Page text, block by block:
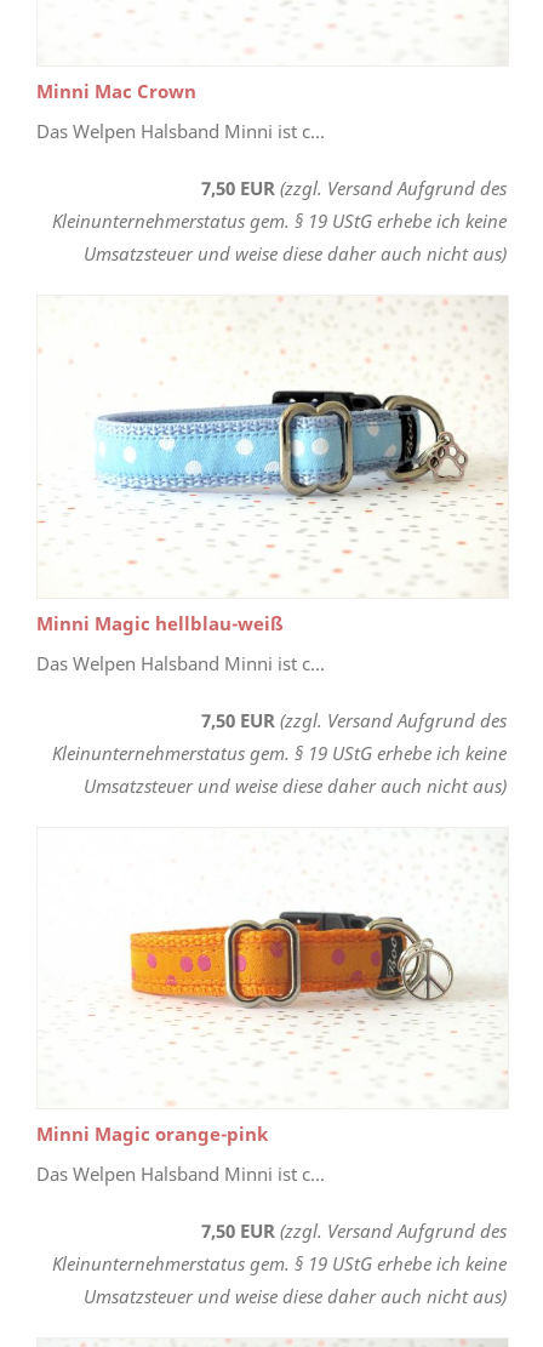
Minni Mac Crown
Das Welpen Halsband Minni ist c...
7,50 EUR (zzgl. Versand Aufgrund des
Kleinunternehmerstatus gem. § 19 UStG erhebe ich keine
Umsatzsteuer und weise diese daher auch nicht aus)
Minni Magic hellblau-weiß
Das Welpen Halsband Minni ist c...
7,50 EUR (zzgl. Versand Aufgrund des
Kleinunternehmerstatus gem. § 19 UStG erhebe ich keine
Umsatzsteuer und weise diese daher auch nicht aus)
Minni Magic orange-pink
Das Welpen Halsband Minni ist c...
7,50 EUR (zzgl. Versand Aufgrund des
Kleinunternehmerstatus gem. § 19 UStG erhebe ich keine
Umsatzsteuer und weise diese daher auch nicht aus)